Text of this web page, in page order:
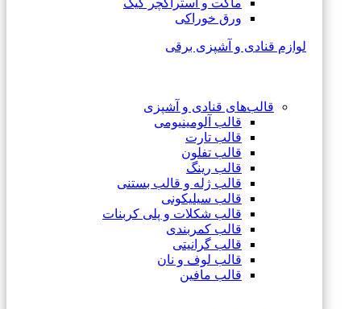
ماکت و استراکچر کیک
ورق خوراکی
لوازم قنادی و آشپزی برقی
قالب‌های قنادی و آشپزی
قالب آلومینیومی
قالب تارت
قالب تفلون
قالب رینگ
قالب ژله و قالب بستنی
قالب سیلیکونی
قالب شکلات و پلی کربنات
قالب کمربندی
قالب گرانیتی
قالب لوف و نان
قالب مافین